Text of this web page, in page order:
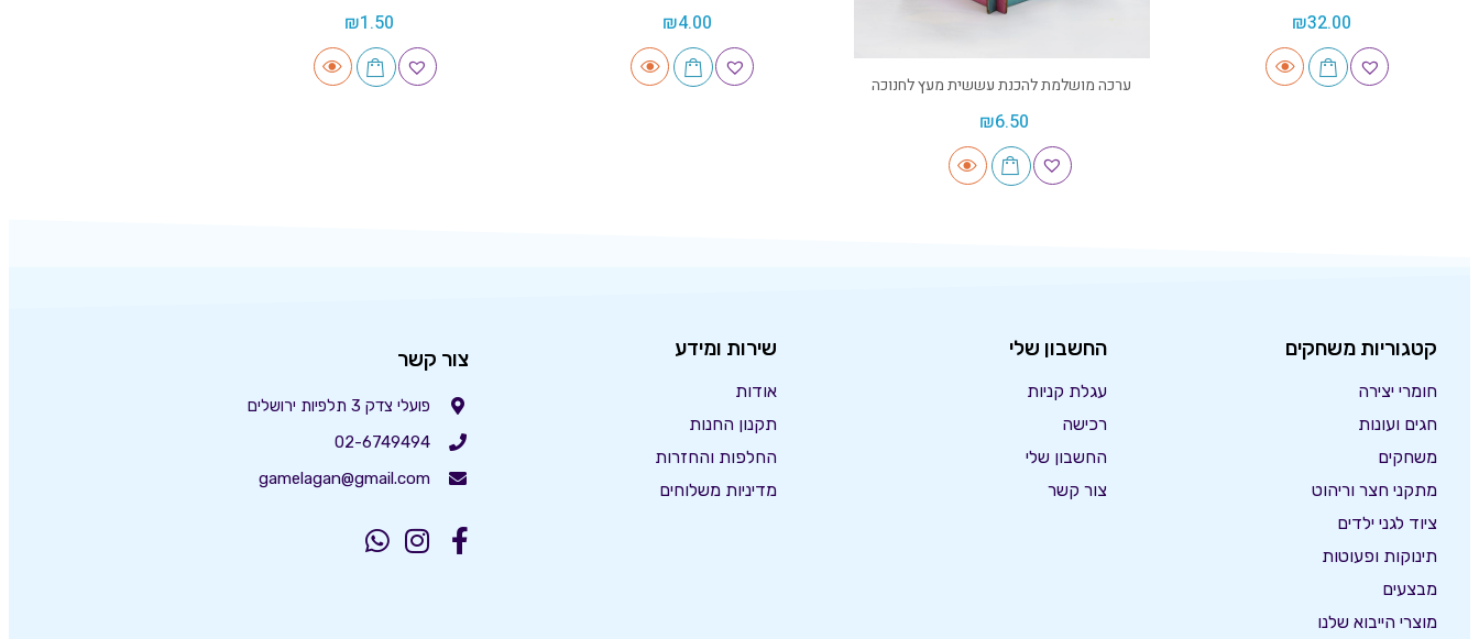
₪32.00
ערכה מושלמת להכנת עששית מעץ לחנוכה
₪6.50
₪4.00
₪1.50
קטגוריות משחקים
חומרי יצירה
חגים ועונות
משחקים
מתקני חצר וריהוט
ציוד לגני ילדים
תינוקות ופעוטות
מבצעים
מוצרי הייבוא שלנו
החשבון שלי
עגלת קניות
רכישה
החשבון שלי
צור קשר
שירות ומידע
אודות
תקנון החנות
החלפות והחזרות
מדיניות משלוחים
צור קשר
פועלי צדק 3 תלפיות ירושלים
02-6749494
gamelagan@gmail.com